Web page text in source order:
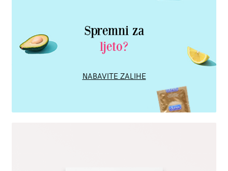
Spremni za
ljeto?
NABAVITE ZALIHE